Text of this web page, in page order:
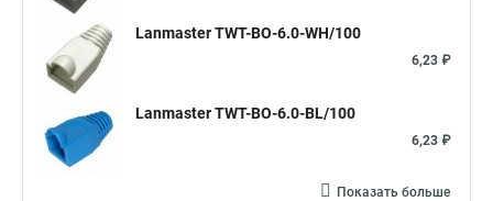
Lanmaster TWT-BO-6.0-WH/100
6,23 ₽
Lanmaster TWT-BO-6.0-BL/100
6,23 ₽
Показать больше